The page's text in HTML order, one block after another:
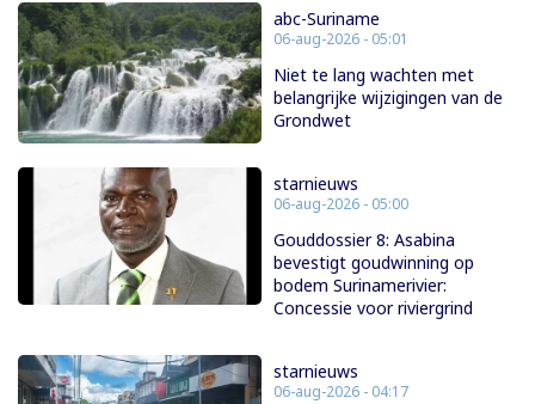
abc-Suriname
06-aug-2026 - 05:01
Niet te lang wachten met
belangrijke wijzigingen van de
Grondwet
starnieuws
06-aug-2026 - 05:00
Gouddossier 8: Asabina
bevestigt goudwinning op
bodem Surinamerivier:
Concessie voor riviergrind
starnieuws
06-aug-2026 - 04:17